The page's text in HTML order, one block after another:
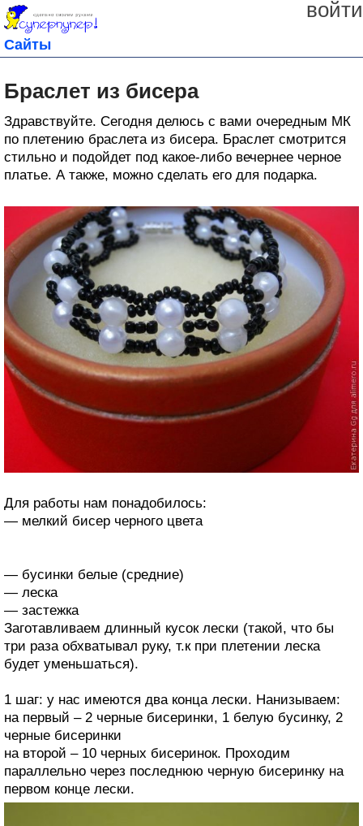
войти
Сайты
Браслет из бисера
Здравствуйте. Сегодня делюсь с вами очередным МК
по плетению браслета из бисера. Браслет смотрится
стильно и подойдет под какое-либо вечернее черное
платье. А также, можно сделать его для подарка.
Для работы нам понадобилось:
— мелкий бисер черного цвета
— бусинки белые (средние)
— леска
— застежка
Заготавливаем длинный кусок лески (такой, что бы
три раза обхватывал руку, т.к при плетении леска
будет уменьшаться).
1 шаг: у нас имеются два конца лески. Нанизываем:
на первый – 2 черные бисеринки, 1 белую бусинку, 2
черные бисеринки
на второй – 10 черных бисеринок. Проходим
параллельно через последнюю черную бисеринку на
первом конце лески.